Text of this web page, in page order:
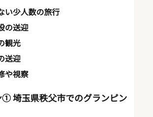
い少人数の旅行
の送迎
観光
送迎
や視察
埼玉県秩父市でのグランピン